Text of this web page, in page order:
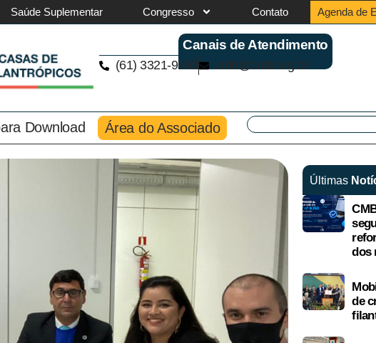
Saúde Suplementar Congresso Contato Agenda de
Canais de Atendimento
(61) 3321-9563 cmb@cmb.org.br
Download Área do Associado
Últimas
dos
de